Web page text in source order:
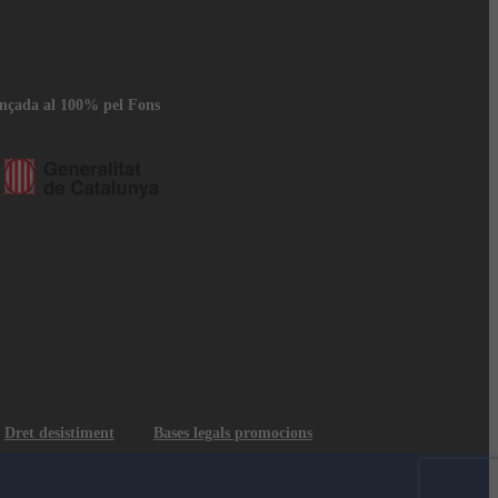
al 100% pel Fons
Dret desistiment Bases legals promocions